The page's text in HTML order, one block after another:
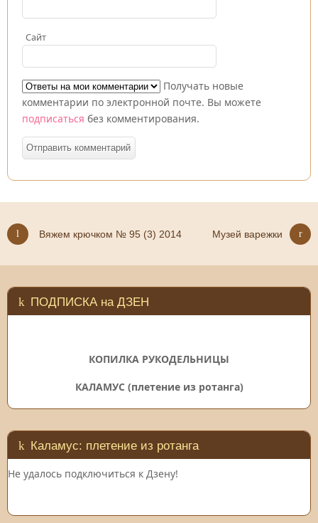
Сайт
Получать новые
комментарии по электронной почте. Вы можете
подписаться без комментирования.
Вяжем крючком № 95 (3) 2014 Музей варежки
ПОДПИСКА на ДЗЕН
КОПИЛКА РУКОДЕЛЬНИЦЫ
КАЛАМУС (плетение из ротанга)
Каламус: плетение из ротанга
Не удалось подключиться к Дзену!